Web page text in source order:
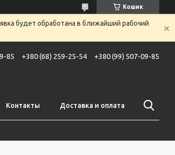
Кошик
будет обработана в ближайший рабочий
85 +380 (68) 259-25-54 +380 (99) 507-09-85
Контакты Доставка и оплата